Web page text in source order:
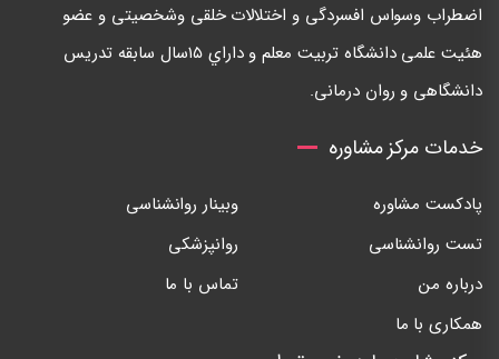
اضطراب وسواس افسردگی و اختلالات خلقی وشخصيتی و عضو
هئيت علمی دانشگاه تربيت معلم و داراي ١٥سال سابقه تدريس
دانشگاهی و روان درمانی.
خدمات مرکز مشاوره
پادکست مشاوره
وبینار روانشناسی
تست روانشناسی
روانپزشکی
درباره من
تماس با ما
همکاری با ما